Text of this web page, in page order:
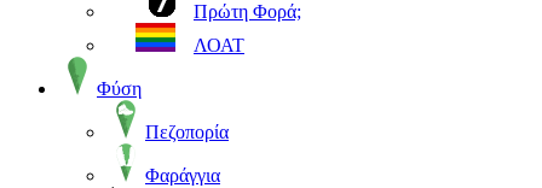
Πρώτη Φορά;
ΛΟΑΤ
Φύση
Πεζοπορία
Φαράγγια